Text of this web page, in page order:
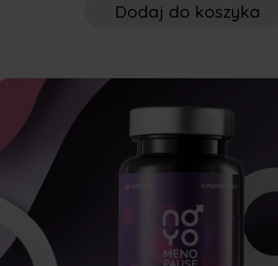
Dodaj do koszyka